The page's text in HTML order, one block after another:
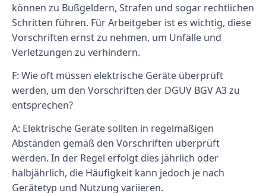
können zu Bußgeldern, Strafen und sogar rechtlichen
Schritten führen. Für Arbeitgeber ist es wichtig, diese
Vorschriften ernst zu nehmen, um Unfälle und
Verletzungen zu verhindern.
F: Wie oft müssen elektrische Geräte überprüft
werden, um den Vorschriften der DGUV BGV A3 zu
entsprechen?
A: Elektrische Geräte sollten in regelmäßigen
Abständen gemäß den Vorschriften überprüft
werden. In der Regel erfolgt dies jährlich oder
halbjährlich, die Häufigkeit kann jedoch je nach
Gerätetyp und Nutzung variieren.